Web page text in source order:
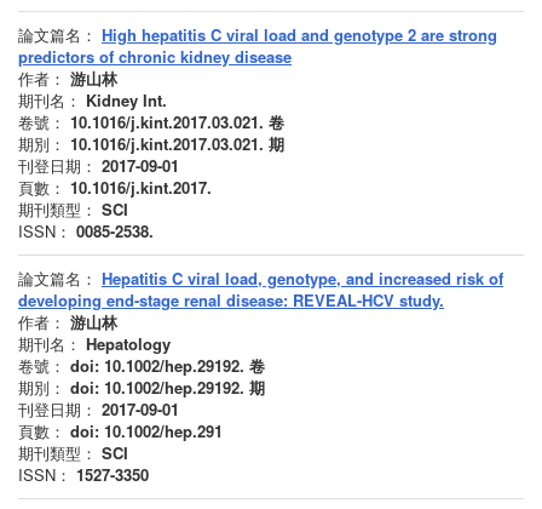
論文篇名： High hepatitis C viral load and genotype 2 are strong
predictors of chronic kidney disease
作者： 游山林
期刊名： Kidney Int.
卷號： 10.1016/j.kint.2017.03.021. 卷
期別： 10.1016/j.kint.2017.03.021. 期
刊登日期： 2017-09-01
頁數： 10.1016/j.kint.2017.
期刊類型： SCI
ISSN： 0085-2538.
論文篇名： Hepatitis C viral load, genotype, and increased risk of
developing end-stage renal disease: REVEAL-HCV study.
作者： 游山林
期刊名： Hepatology
卷號： doi: 10.1002/hep.29192. 卷
期別： doi: 10.1002/hep.29192. 期
刊登日期： 2017-09-01
頁數： doi: 10.1002/hep.291
期刊類型： SCI
ISSN： 1527-3350